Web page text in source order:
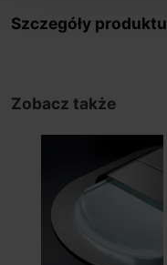
Szczegóły produktu
Zobacz także